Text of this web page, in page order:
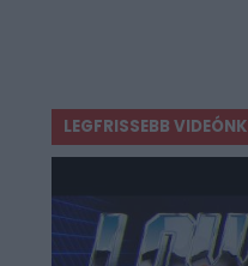
LEGFRISSEBB VIDEÓNK